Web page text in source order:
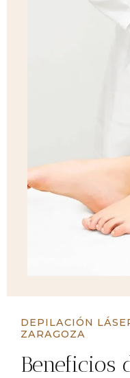
DEPILACIÓN
ZARAGOZA
Beneficios